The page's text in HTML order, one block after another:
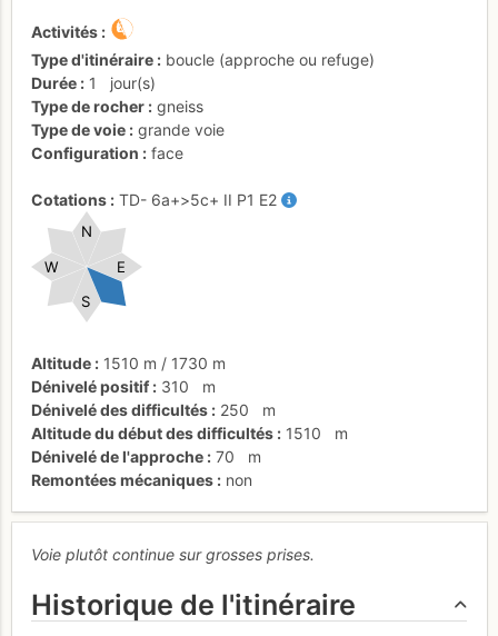
Activités
Type d'itinéraire
boucle (approche ou refuge)
Durée
1
jour(s)
Type de rocher
gneiss
Type de voie
grande voie
Configuration
face
Cotations TD- 6a+>5c+ II P1 E2
E
W
S
N
Altitude 1510 m / 1730 m
Dénivelé positif
310
m
Dénivelé des difficultés
250
m
Altitude du début des difficultés
1510
m
Dénivelé de l'approche
70
m
Remontées mécaniques
non
Voie plutôt continue sur grosses prises.
Historique de l'itinéraire